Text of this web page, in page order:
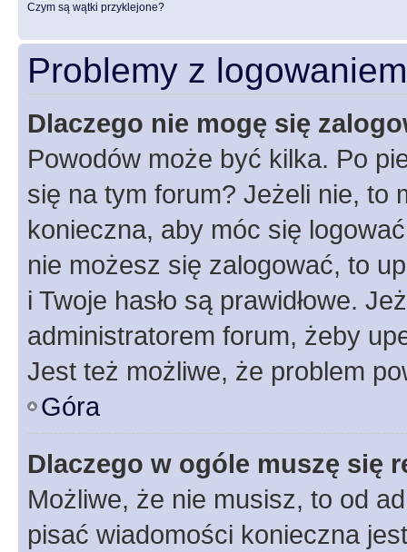
Czym są wątki przyklejone?
Problemy z
Dlaczego nie mogę się
Powodów może być kilka. Po
się na tym forum? Jeżeli nie, to
konieczna, aby móc się
nie możesz się zalogować, to
i Twoje hasło są prawidłowe.
administratorem forum, żeby
Jest też możliwe, że problem
Góra
Dlaczego w ogóle muszę się
Możliwe, że nie musisz, to od
pisać wiadomości konieczna